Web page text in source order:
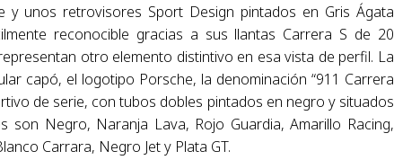
y unos retrovisores Sport Design pintados en Gris Ágata
reconocible gracias a sus llantas Carrera S de 20
otro elemento distintivo en esa vista de perfil. La
capó, el logotipo Porsche, la denominación “911 Carrera
de serie, con tubos dobles pintados en negro y situados
Negro, Naranja Lava, Rojo Guardia, Amarillo Racing,
Carrara, Negro Jet y Plata GT.